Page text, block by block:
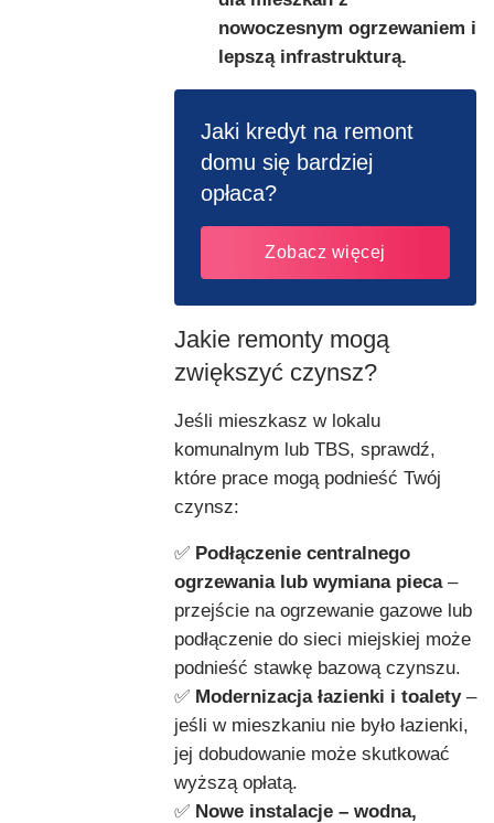
nowoczesnym ogrzewaniem i
lepszą infrastrukturą.
Jaki kredyt na remont
domu się bardziej
opłaca?
Zobacz więcej
Jakie remonty mogą
zwiększyć czynsz?
Jeśli mieszkasz w lokalu
komunalnym lub TBS, sprawdź,
które prace mogą podnieść Twój
czynsz:
✅ Podłączenie centralnego
ogrzewania lub wymiana pieca–
przejście na ogrzewanie gazowe lub
podłączenie do sieci miejskiej może
podnieść stawkę bazową czynszu.
✅ Modernizacja łazienki i toalety–
jeśli w mieszkaniu nie było łazienki,
jej dobudowanie może skutkować
wyższą opłatą.
✅ Nowe instalacje – wodna,